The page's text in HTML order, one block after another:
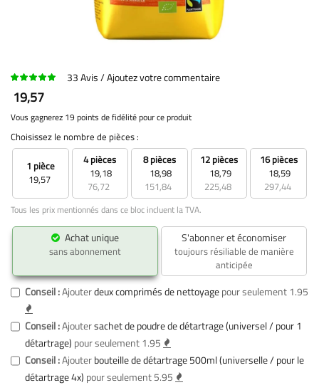
33Avis Ajoutez votre commentaire
19,57
Vous gagnerez 19 points de fidélité pour ce produit
Choisissez le nombre de pièces :
1 pièce
19,57
4 pièces
19,18
76,72
8 pièces
18,98
151,84
12 pièces
18,79
225,48
16 pièces
18,59
297,44
Tous les prix mentionnés dans ce bloc incluent la TVA.
Achat unique
sans abonnement
S'abonner et économiser
toujours résiliable de manière
anticipée
Conseil :Ajouterdeux comprimés de nettoyagepour seulement 1.95
Conseil :Ajoutersachet de poudre de détartrage (universel / pour 1
détartrage) pour seulement 1.95
Conseil :Ajouterbouteille de détartrage 500ml (universelle / pour le
détartrage 4x) pour seulement 5.95